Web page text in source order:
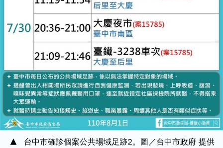
台中市確診個案公共場域足跡2。圖／台中市政府 提供